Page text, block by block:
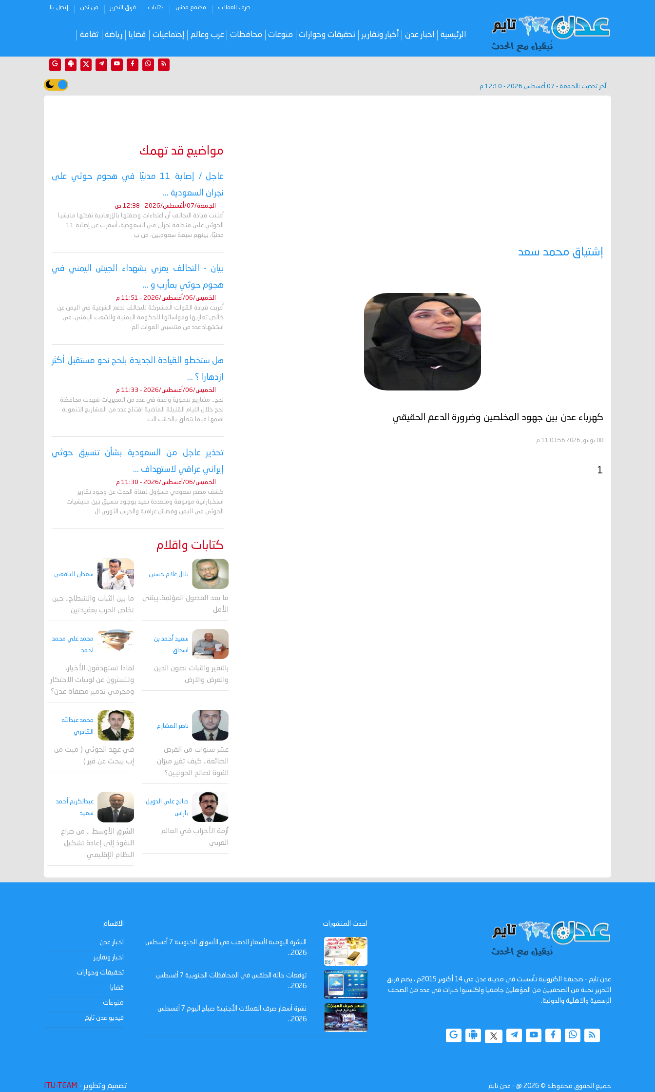
صرف العملات مجتمع مدني كتابات فريق التحرير من نحن إتصل بنا
الرئيسية اخبار عدن أخبار وتقارير تحقيقات وحوارات منوعات محافظات عرب وعالم إجتماعيات قضايا رياضة ثقافة
آخر تحديث : الجمعة - 07 أغسطس 2026 - 12:10 م
إشتياق محمد سعد
كهرباء عدن بين جهود المخلصين وضرورة الدعم الحقيقي
08 يونيو, 2026 11:03:56 م
1
مواضيع قد تهمك
عاجل / إصابة 11 مدنيًا في هجوم حوثي على
نجران السعودية ...
الجمعة/07/أغسطس/2026 - 12:38 ص
أعلنت قيادة التحالف أن اعتداءات وصفتها بالإرهابية نفذتها مليشيا
الحوثي على منطقة نجران في السعودية، أسفرت عن إصابة 11
مدنيًا، بينهم سبعة سعوديين، من ب
بيان - التحالف يعزي بشهداء الجيش اليمني في
هجوم حوثي بمأرب و ...
الخميس/06/أغسطس/2026 - 11:51 م
أعربت قيادة القوات المشتركة للتحالف لدعم الشرعية في اليمن عن
خالص تعازيها ومواساتها للحكومة اليمنية والشعب اليمني، في
استشهاد عدد من منتسبي القوات الم
هل ستخطو القيادة الجديدة بلحج نحو مستقبل أكثر
ازدهارا ؟ ...
الخميس/06/أغسطس/2026 - 11:33 م
لحج.. مشاريع تنموية واعدة في عدد من المديريات شهدت محافظة
لحج خلال الايام القليلة الماضية افتتاح عدد من المشاريع التنموية
اهمها فيما يتعلق بالجانب الت
تحذير عاجل من السعودية بشأن تنسيق حوثي
إيراني عراقي لاستهداف ...
الخميس/06/أغسطس/2026 - 11:30 م
كشف مصدر سعودي مسؤول لقناة الحدث عن وجود تقارير
استخباراتية موثوقة ومتعددة تفيد بوجود تنسيق بين مليشيات
الحوثي في اليمن وفصائل عراقية والحرس الثوري ال
كتابات واقلام
بلال غلام حسين
ما بعد الفصول المؤلمة..يبقى
الأمل
سعدان اليافعي
ما بين الثبات والانبطاح.. حين
تخاض الحرب بعقيدتين
سعيد أحمد بن
اسحاق
بالنفير والثبات نصون الدين
والعرض والارض
محمد علي محمد
احمد
لماذا تستهدفون الأخيار،
وتتسترون عن لوبيات الاحتكار
ومجرمي تدمير مصفاة عدن؟
ناصر المشارع
عشر سنوات من الفرص
الضائعة.. كيف تغير ميزان
القوة لصالح الحوثيين؟
محمد عبدالله
القادري
في عهد الحوثي ( ميت من
إب يبحث عن قبر )
صالح علي الدويل
باراس
أزمة الأحزاب في العالم
العربي
عبدالكريم أحمد
سعيد
الشرق الأوسط .. من صراع
النفوذ إلى إعادة تشكيل
النظام الإقليمي
عدن تايم - صحيفة الكترونية تأسست في مدينة عدن في 14 أكتوبر 2015م ، يضم فريق
التحرير نخبة من الصحفيين من المؤهلين جامعيا واكتسبوا خبرات في عدد من الصحف
الرسمية والاهلية والدولية.
احدث المنشورات
النشرة اليومية لأسعار الذهب في الأسواق الجنوبية 7 أغسطس
2026..
توقعات حالة الطقس في المحافظات الجنوبية 7 أغسطس
2026..
نشرة أسعار صرف العملات الأجنبية صباح اليوم 7 أغسطس
2026..
الاقسام
اخبار عدن
اخبار وتقارير
تحقيقات وحوارات
قضايا
منوعات
فيديو عدن تايم
جميع الحقوق محفوظة © 2026 @ - عدن تايم تصميم وتطوير - ITU-TEAM